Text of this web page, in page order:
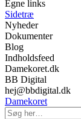
Egne links
Sidetræ
Nyheder
Dokumenter
Blog
Indholdsfeed
Damekoret.dk
BB Digital
hej@bbdigital.dk
Damekoret